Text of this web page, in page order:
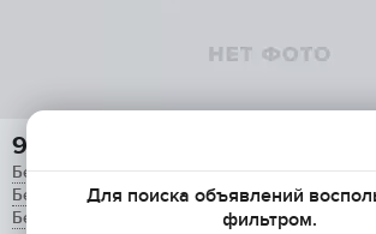
95 000
Без залога
Без комиссии
Без предоплаты
Для поиска объявлений
фильтром.